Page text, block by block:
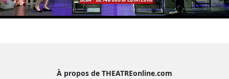
À propos de THEATREonline.com